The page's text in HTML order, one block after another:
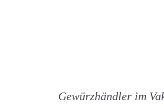
Gewürzhändler im